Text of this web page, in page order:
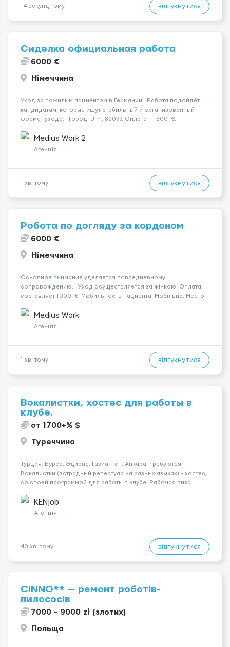
14 секунд тому відгукнутися
Сиделка официальная работа
6000 €
Німеччина
Уход за пожилым пациентом в Германии Работа подойдёт
кандидатам, которые ищут стабильный и организованный
формат ухода. Город: Ulm, 89077. Оплата — 1800 €.
(потрібна допомога при переміщенні). ...
Medius Work 2
Агенція
1 хв. тому відгукнутися
Робота по догляду за кордоном
6000 €
Німеччина
Основное внимание уделяется повседневному
сопровождению. Уход осуществляется за жінкою. Оплата
составляет 1000 €. Мобильность пациента: Мобільна. Место
пробуджень. Условия и требования: Пол кандидата: ж...
Medius Work
Агенція
1 хв. тому відгукнутися
Вокалистки, хостес для работы в
клубе.
от 1700+% $
Туреччина
Турция: Бурса, Эдирне, Газиантеп, Анкара. Требуются:
Вокалистки (эстрадный репертуар на разных языках) + хостеc,
со своей программой для работы в клубе. Рабочая виза.
одного до трех месяцев. Мед. страховка. Высокая зарплат...
KENjob
Агенція
40 хв. тому відгукнутися
CINNO** — ремонт роботів-
пилососів
7000 - 9000 zł (злотих)
Польща